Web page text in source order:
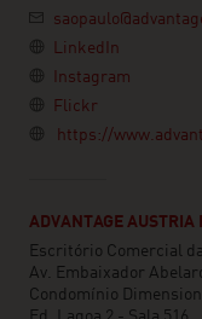
LinkedIn
Instagram
Flickr
https://
ADVANTAGE
Escritório Comercial
Av. Embaixador
Condomínio